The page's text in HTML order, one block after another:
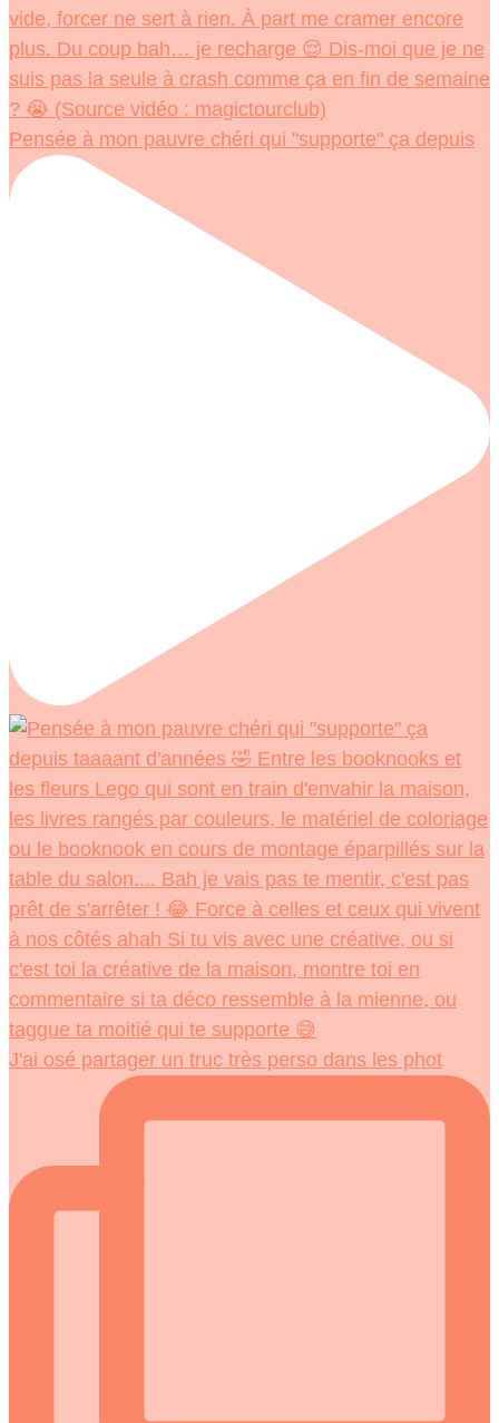
Pensée à mon pauvre chéri qui "supporte" ça depuis
J'ai osé partager un truc très perso dans les phot